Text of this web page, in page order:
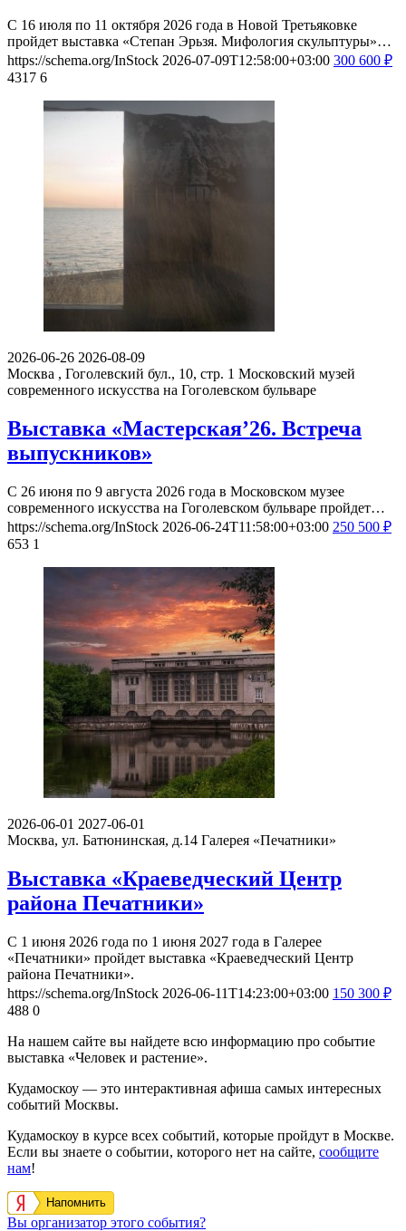
С 16 июля по 11 октября 2026 года в Новой Третьяковке
пройдет выставка «Степан Эрьзя. Мифология скульптуры»…
https://schema.org/InStock 2026-07-09T12:58:00+03:00 300 600 ₽
4317 6
2026-06-26 2026-08-09
Москва , Гоголевский бул., 10, стр. 1 Московский музей
современного искусства на Гоголевском бульваре
Выставка «Мастерская’26. Встреча
выпускников»
С 26 июня по 9 августа 2026 года в Московском музее
современного искусства на Гоголевском бульваре пройдет…
https://schema.org/InStock 2026-06-24T11:58:00+03:00 250 500 ₽
653 1
2026-06-01 2027-06-01
Москва, ул. Батюнинская, д.14 Галерея «Печатники»
Выставка «Краеведческий Центр
района Печатники»
С 1 июня 2026 года по 1 июня 2027 года в Галерее
«Печатники» пройдет выставка «Краеведческий Центр
района Печатники».
https://schema.org/InStock 2026-06-11T14:23:00+03:00 150 300 ₽
488 0
На нашем сайте вы найдете всю информацию про событие
выставка «Человек и растение».
Кудамоскоу — это интерактивная афиша самых интересных
событий Москвы.
Кудамоскоу в курсе всех событий, которые пройдут в Москве.
Если вы знаете о событии, которого нет на сайте, сообщите
нам!
Напомнить
Вы организатор этого события?